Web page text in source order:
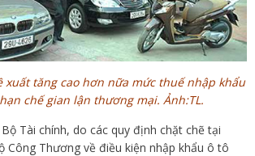
xuất tăng cao hơn nữa mức thuế nhập khẩu
chế gian lận thương mại. Ảnh:TL.
Tài chính, do các quy định chặt chẽ tại
Công Thương về điều kiện nhập khẩu ô tô